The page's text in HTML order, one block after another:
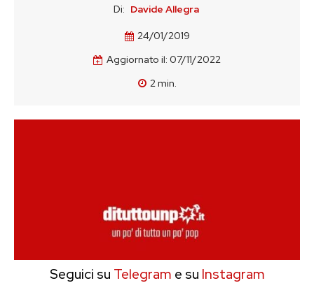
Di: Davide Allegra
24/01/2019
Aggiornato il: 07/11/2022
2min.
Seguici su Telegram e su Instagram